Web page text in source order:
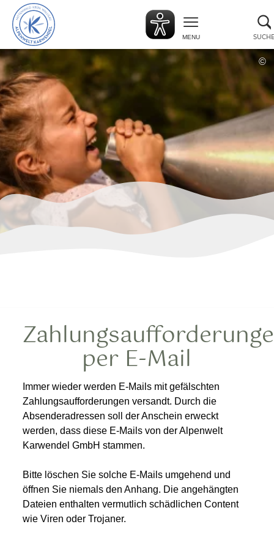
zurück
zur
Startseite
MENU
©
per E-Mail
Immer wieder werden E-Mails mit gefälschten
Zahlungsaufforderungen versandt. Durch die
Absenderadressen soll der Anschein erweckt
werden, dass diese E-Mails von der Alpenwelt
Karwendel GmbH stammen.
Bitte löschen Sie solche E-Mails umgehend und
öffnen Sie niemals den Anhang. Die angehängten
Dateien enthalten vermutlich schädlichen Content
wie Viren oder Trojaner.